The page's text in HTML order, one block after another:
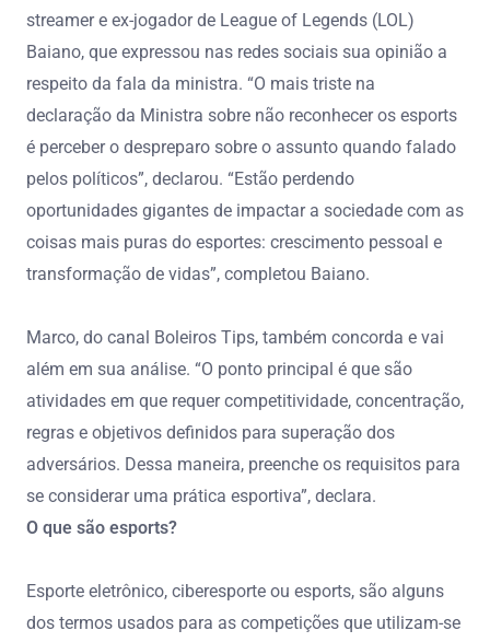
streamer e ex-jogador de League of Legends (LOL)
Baiano, que expressou nas redes sociais sua opinião a
respeito da fala da ministra. “O mais triste na
declaração da Ministra sobre não reconhecer os esports
é perceber o despreparo sobre o assunto quando falado
pelos políticos”, declarou. “Estão perdendo
oportunidades gigantes de impactar a sociedade com as
coisas mais puras do esportes: crescimento pessoal e
transformação de vidas”, completou Baiano.
Marco, do canal Boleiros Tips, também concorda e vai
além em sua análise. “O ponto principal é que são
atividades em que requer competitividade, concentração,
regras e objetivos definidos para superação dos
adversários. Dessa maneira, preenche os requisitos para
se considerar uma prática esportiva”, declara.
O que são esports?
Esporte eletrônico, ciberesporte ou esports, são alguns
dos termos usados para as competições que utilizam-se